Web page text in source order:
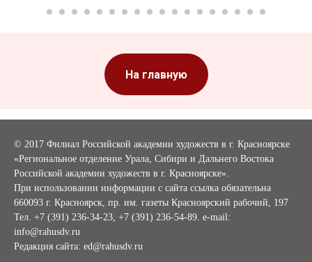
На главную
© 2017 Филиал Российской академии художеств в г. Красноярске
«Региональное отделение Урала, Сибири и Дальнего Востока
Российской академии художеств в г. Красноярске».
При использовании информации с сайта ссылка обязательна
660093 г. Красноярск, пр. им. газеты Красноярский рабочий, 197
Тел. +7 (391) 236-34-23, +7 (391) 236-54-89. e-mail:
info@rahusdv.ru
Редакция сайта: ed@rahusdv.ru